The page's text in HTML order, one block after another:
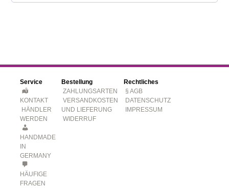
Service
KONTAKT
HÄNDLER
WERDEN
HANDMADE
IN
GERMANY
HÄUFIGE
FRAGEN
Bestellung
ZAHLUNGSARTEN
VERSANDKOSTEN
UND LIEFERUNG
WIDERRUF
Rechtliches
§ AGB
DATENSCHUTZ
IMPRESSUM